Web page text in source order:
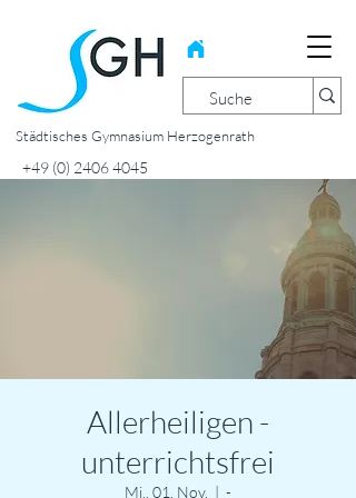
Städtisches Gymnasium Herzogenrath
+49 (0) 2406 4045
Allerheiligen -
unterrichtsfrei
Mi., 01. Nov.
  |
-